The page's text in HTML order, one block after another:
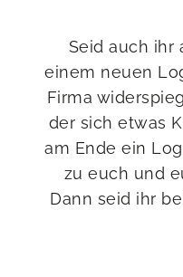
Seid auch ihr
einem neuen
Firma
der sich etwas
am Ende ein
zu euch und
Dann seid ihr